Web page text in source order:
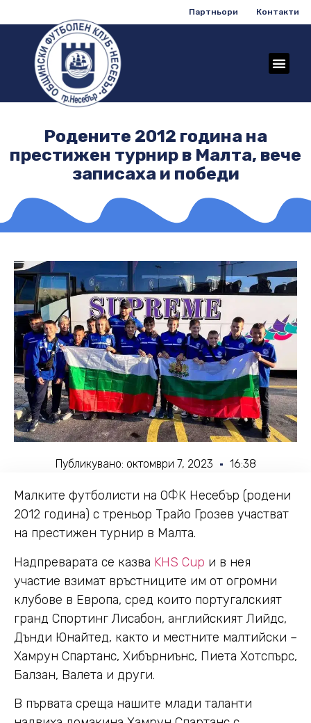
Партньори Контакти
Родените 2012 година на
престижен турнир в Малта, вече
записаха и победи
Публикувано: октомври 7, 2023 16:38
Малките футболисти на ОФК Несебър (родени
2012 година) с треньор Трайо Грозев участват
на престижен турнир в Малта.
Надпреварата се казва KHS Cup и в нея
участие взимат връстниците им от огромни
клубове в Европа, сред които португалският
гранд Спортинг Лисабон, английският Лийдс,
Дънди Юнайтед, както и местните малтийски –
Хамрун Спартанс, Хибърниънс, Пиета Хотспърс,
Балзан, Валета и други.
В първата среща нашите млади таланти